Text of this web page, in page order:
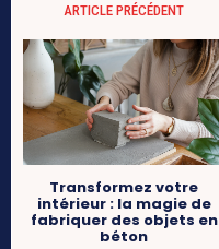
ARTICLE PRÉCÉDENT
Transformez votre
intérieur : la magie de
fabriquer des objets en
béton